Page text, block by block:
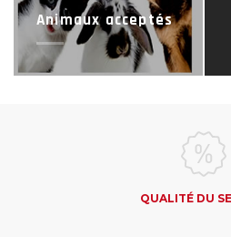
Animaux acceptés
QUALITÉ DU